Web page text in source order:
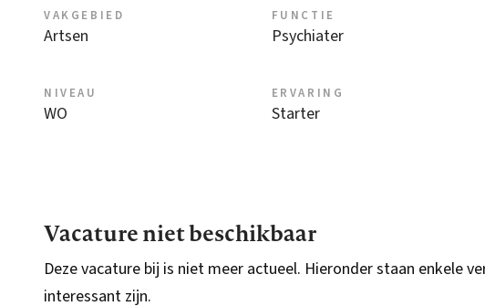
VAKGEBIED
Artsen
FUNCTIE
Psychiater
NIVEAU
WO
ERVARING
Starter
Vacature niet beschikbaar
Deze vacature bij is niet meer actueel. Hieronder staan enkele
interessant zijn.